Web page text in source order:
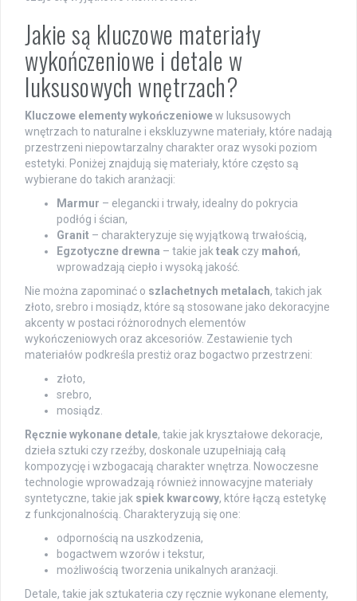
Jakie są kluczowe materiały
wykończeniowe i detale w
luksusowych wnętrzach?
Kluczowe elementy wykończeniowew luksusowych
wnętrzach to naturalne i ekskluzywne materiały, które nadają
przestrzeni niepowtarzalny charakter oraz wysoki poziom
estetyki. Poniżej znajdują się materiały, które często są
wybierane do takich aranżacji:
Marmur – elegancki i trwały, idealny do pokrycia
podłóg i ścian,
Granit – charakteryzuje się wyjątkową trwałością,
Egzotyczne drewna – takie jakteak czy mahoń,
wprowadzają ciepło i wysoką jakość.
Nie można zapominać o szlachetnych metalach, takich jak
złoto, srebro i mosiądz, które są stosowane jako dekoracyjne
akcenty w postaci różnorodnych elementów
wykończeniowych oraz akcesoriów. Zestawienie tych
materiałów podkreśla prestiż oraz bogactwo przestrzeni:
złoto,
srebro,
mosiądz.
Ręcznie wykonane detale, takie jak kryształowe dekoracje,
dzieła sztuki czy rzeźby, doskonale uzupełniają całą
kompozycję i wzbogacają charakter wnętrza. Nowoczesne
technologie wprowadzają również innowacyjne materiały
syntetyczne, takie jak spiek kwarcowy, które łączą estetykę
z funkcjonalnością. Charakteryzują się one:
odpornością na uszkodzenia,
bogactwem wzorów i tekstur,
możliwością tworzenia unikalnych aranżacji.
Detale, takie jak sztukateria czy ręcznie wykonane elementy,